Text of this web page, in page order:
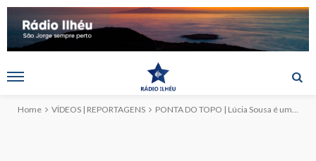
Home VÍDEOS | REPORTAGENS PONTA DO TOPO | Lúcia Sousa é um dos rostos do Divino Espírito Santo (c/reportagem)